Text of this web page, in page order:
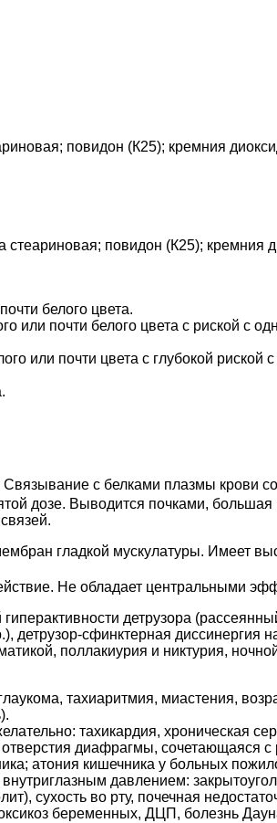
повидон (К25); кремния
стеариновая; повидон (К25); кремния
белого цвета.
или почти белого цвета с риской с
или почти цвета с глубокой риской с
с белками плазмы крови
дозе. Выводится почками,
гладкой мускулатуры. Имеет
Не обладает центральными
детрузора
детрузор-сфинктерная диссинергия
поллакиурия и никтурия,
тахиаритмия, миастения,
тахикардия, хроническая
диафрагмы, сочетающаяся
атония кишечника у больных
давлением:
сухость во рту, почечная
беременных, ДЦП, болезнь